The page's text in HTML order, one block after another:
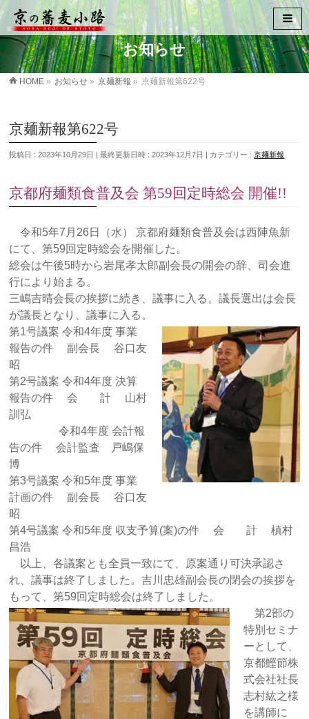
お知らせ
HOME » お知らせ » 京麺新報 » 京麺新報第622号
京麺新報第622号
投稿日 : 2023年10月29日 最終更新日時 : 2023年12月7日 カテゴリー :京麺新報
京都府麺類食普及会 第59回定時総会 開催!!
令和5年7月26日（水） 京都府麺類食普及会は西陣魚新
にて、第59回定時総会を開催した。
総会は午後5時から岩尾孝太郎副会長の開会の辞、司会進
行により始まる。
三嶋吉晴会長の挨拶に続き、議事に入る。議長選出は会長
が議長となり、議事に入る。
第1号議案 令和4年度 事業
報告の件 副会長 谷口友
昭
第2号議案 令和4年度 決算
報告の件 会 計 山村
訓弘
令和4年度 会計報
告の件 会計監査 戸嶋保
博
第3号議案 令和5年度 事業
計画の件 副会長 谷口友
昭
第4号議案 令和5年度 収支予算(案)の件 会 計 槙村
昌浩
以上、各議案とも全員一致にて、原案通り可決承認さ
れ、議事は終了しました。吉川忠雄副会長の閉会の挨拶を
もって、第59回定時総会は終了しました。
第2部の
特別セミナ
ーとして、
京都鰹節株
式会社社長
志村紘之様
を講師に